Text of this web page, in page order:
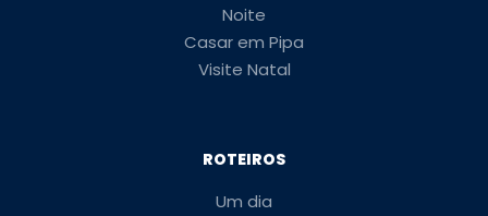
Noite
Casar em Pipa
Visite Natal
ROTEIROS
Um dia